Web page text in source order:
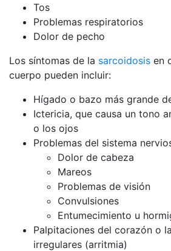
Tos
Problemas respiratorios
Dolor de pecho
Los síntomas de la sarcoidosis en
cuerpo pueden incluir:
Hígado o bazo más grande
Ictericia, que causa un tono
o los ojos
Problemas del sistema
Dolor de cabeza
Mareos
Problemas de visión
Convulsiones
Entumecimiento u
Palpitaciones del corazón o
irregulares (arritmia)